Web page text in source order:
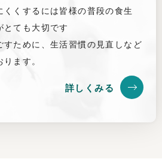
くするには皆様の普段の食生
とても大切です
すために、生活習慣の見直しなど
ます。
詳しくみる